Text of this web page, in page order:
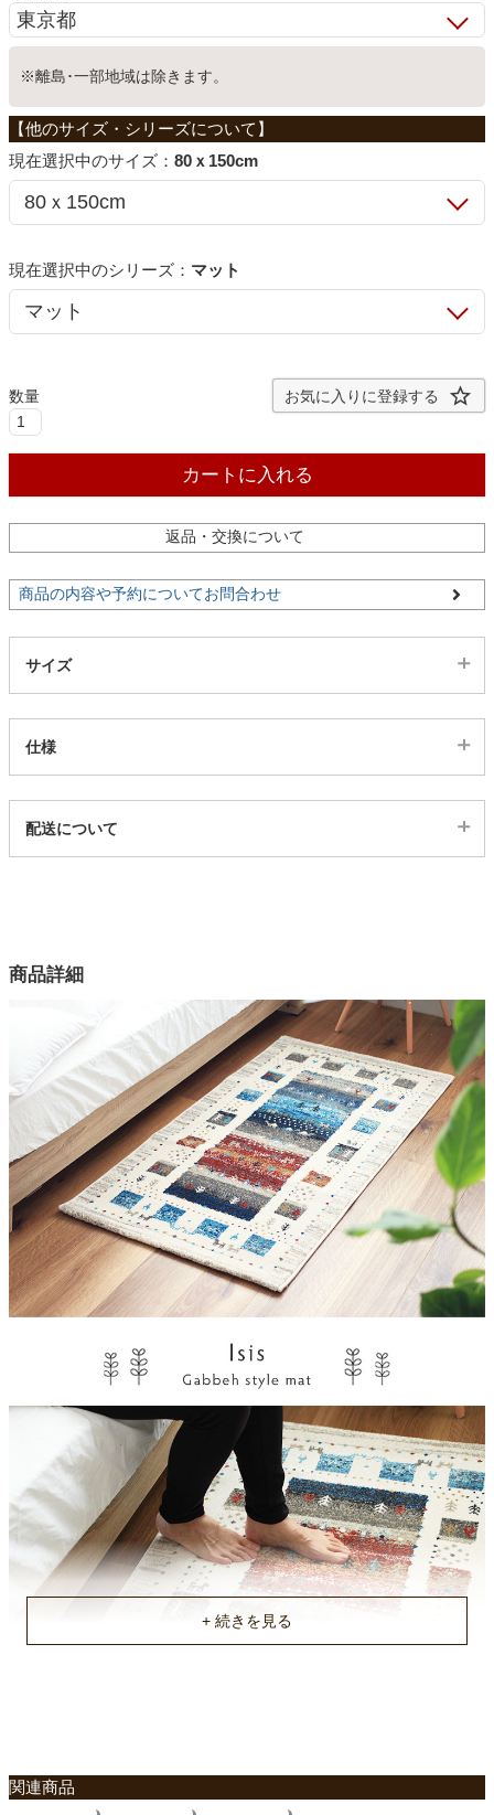
ホームオフィス
こたつ
寝具
ファブリック
生活用品
キッチン用品
ガーデン
タワー
※離島･一部地域は除きます。
サイズ： 80ｘ150cm
シリーズ： マット
お気に入りに登録する
カートに入れる
返品・交換について
商品の内容や予約についてお問合わせ
サイズ
仕様
546675
1色
ポリプロピレン100%
パイル長
7mm
目付
25万ノット
お手入れ方法
中性洗剤拭き取り
機能
ホットカーペット対応、床暖房対応、防音
エジプト
配送について
商品詳細
関連商品